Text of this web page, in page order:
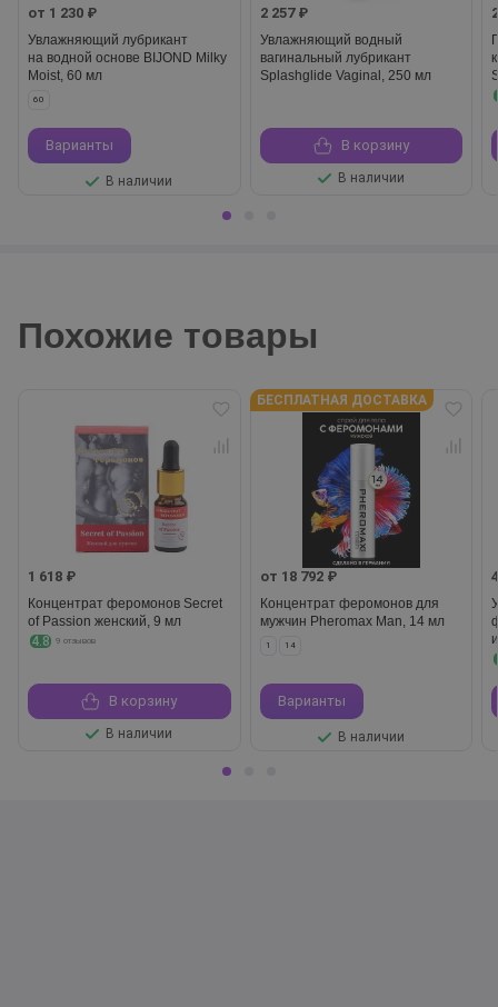
от 1 230 ₽
Увлажняющий лубрикант
на водной основе BIJOND Milky
Moist, 60 мл
60
Варианты
В наличии
2 257 ₽
Увлажняющий водный
вагинальный лубрикант
Splashglide Vaginal, 250 мл
В корзину
В наличии
Похожие товары
1 618 ₽
Концентрат феромонов Secret
of Passion женский, 9 мл
4.8 9 отзывов
В корзину
В наличии
БЕСПЛАТНАЯ ДОСТАВКА
от 18 792 ₽
Концентрат феромонов для
мужчин Pheromax Man, 14 мл
1 14
Варианты
В наличии